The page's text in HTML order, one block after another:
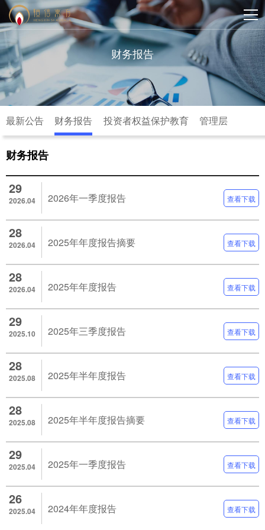
财务报告
最新公告 财务报告 投资者权益保护教育 管理层
财务报告
29
2026.04 2026年一季度报告 查看下载
28
2026.04 2025年年度报告摘要 查看下载
28
2026.04 2025年年度报告 查看下载
29
2025.10 2025年三季度报告 查看下载
28
2025.08 2025年半年度报告 查看下载
28
2025.08 2025年半年度报告摘要 查看下载
29
2025.04 2025年一季度报告 查看下载
26
2025.04 2024年年度报告 查看下载